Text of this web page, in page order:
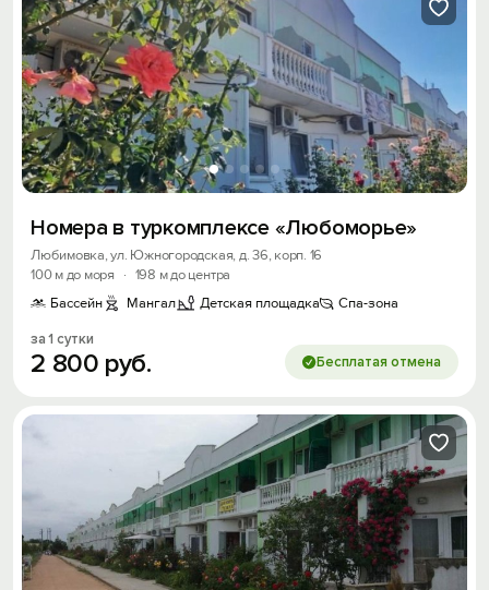
Номера в туркомплексе «Любоморье»
Любимовка, ул. Южногородская, д. 36, корп. 16
100 м до моря
· 198 м до центра
Бассейн
Мангал Детская площадка Спа-зона
за 1 сутки
2 800 руб. Бесплатая отмена
Зарегистрироваться
Войти